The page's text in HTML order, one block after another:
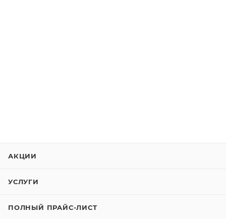
АКЦИИ
УСЛУГИ
ПОЛНЫЙ ПРАЙС-ЛИСТ